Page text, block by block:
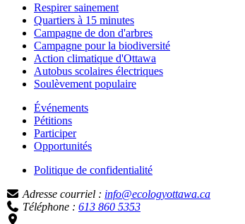
Respirer sainement
Quartiers à 15 minutes
Campagne de don d'arbres
Campagne pour la biodiversité
Action climatique d'Ottawa
Autobus scolaires électriques
Soulèvement populaire
Événements
Pétitions
Participer
Opportunités
Politique de confidentialité
Adresse courriel : info@ecologyottawa.ca
Téléphone : 613 860 5353